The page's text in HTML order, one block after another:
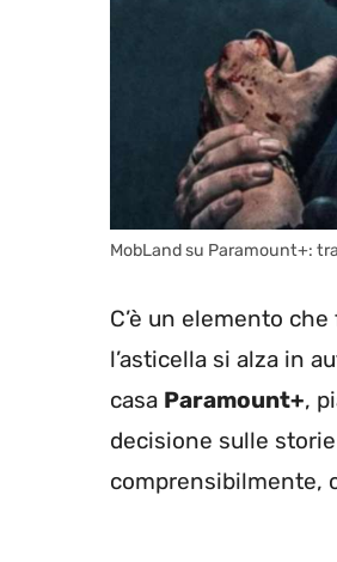
MobLand su Paramount+:
C’è un elemento
l’asticella si alza in
casa Paramount+,
decisione sulle
comprensibilmente,